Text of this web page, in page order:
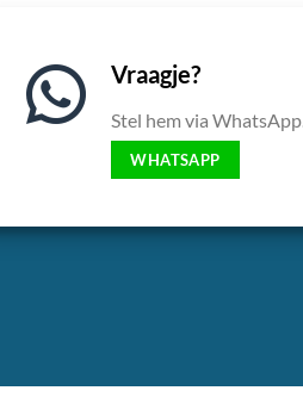
Vraagje?
Stel hem via WhatsApp.
WHATSAPP